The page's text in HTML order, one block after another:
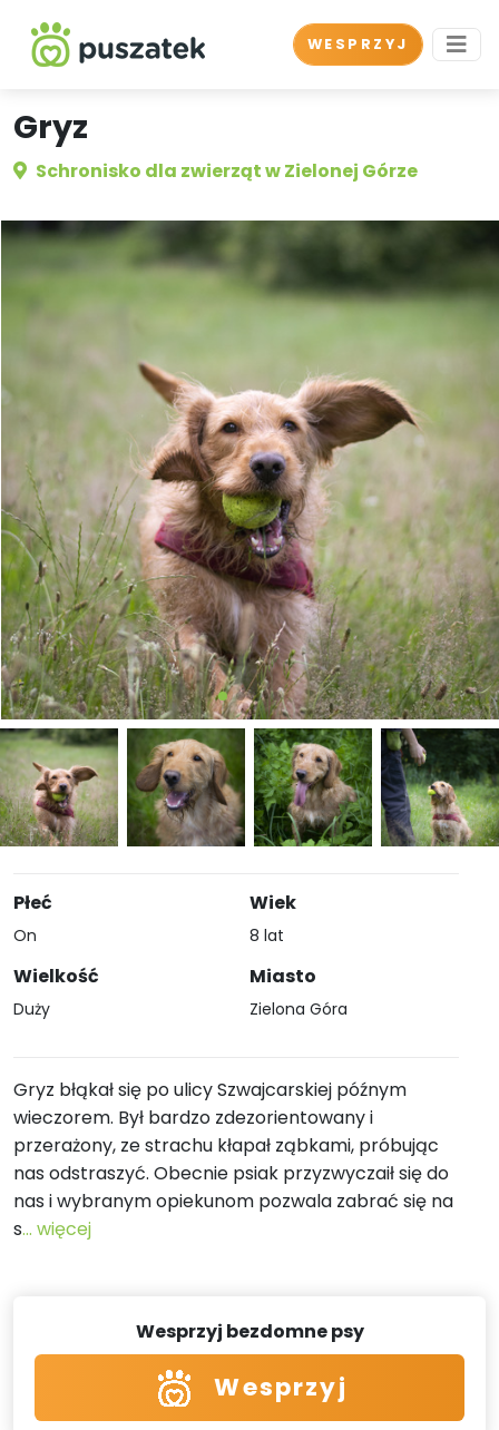
WESPRZYJ
Gryz
Schronisko dla zwierząt w Zielonej Górze
Płeć
On
Wielkość
Duży
Wiek
8 lat
Miasto
Zielona Góra
Gryz błąkał się po ulicy Szwajcarskiej późnym
wieczorem. Był bardzo zdezorientowany i
przerażony, ze strachu kłapał ząbkami, próbując
nas odstraszyć. Obecnie psiak przyzwyczaił się do
nas i wybranym opiekunom pozwala zabrać się na
s... więcej
Wesprzyj bezdomne psy
Wesprzyj